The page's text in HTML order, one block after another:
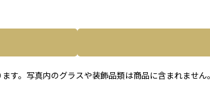
す。写真内のグラスや装飾品類は商品に含まれません